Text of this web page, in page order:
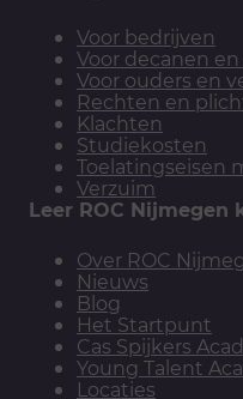
Voor bedrijven
Voor decanen
Voor ouders en
Rechten en
Klachten
Studiekosten
Toelatingseisen
Verzuim
Leer ROC Nijmegen
Over ROC
Nieuws
Blog
Het Startpunt
Cas Spijkers
Young Talent
Locaties